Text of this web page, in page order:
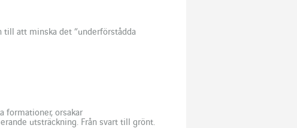
till att minska det ”underförstådda
formationer, orsakar
utsträckning. Från svart till grönt.